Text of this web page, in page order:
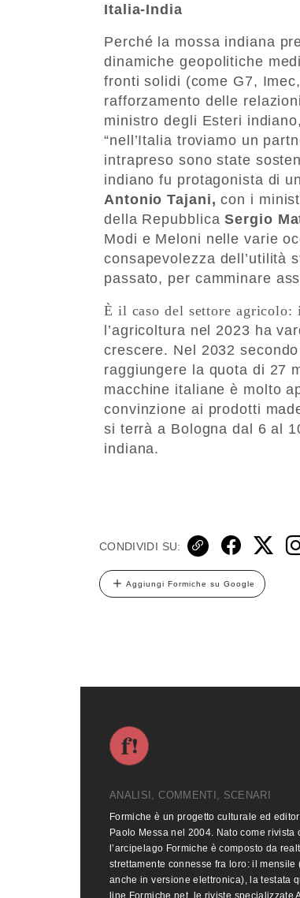
Italia-India
Perché la mossa indiana
dinamiche geopolitiche
fronti solidi (come G7,
rafforzamento delle
ministro degli Esteri indiano,
“nell’Italia troviamo un
intrapreso sono state
indiano fu protagonista di
Antonio Tajani, con i
della RepubblicaSergio
Modi e Meloni nelle varie
consapevolezza dell’utilità
passato, per camminare
È il caso del settore agricolo: i
l’agricoltura nel 2023 ha
crescere. Nel 2032
raggiungere la quota di 27
macchine italiane è molto
convinzione ai prodotti
si terrà a Bologna dal 6 al
indiana.
CONDIVIDI SU:
Aggiungi Formiche su Google
ANALISI, COMMENTI, SCENARI
Formiche è un progetto culturale ed
Paolo Messa nel 2004. Nato come rivista
l’arcipelago Formiche è composto da
strettamente connesse fra loro: il mensile
anche in versione elettronica), la testata
line Formiche.net, le riviste specializzate